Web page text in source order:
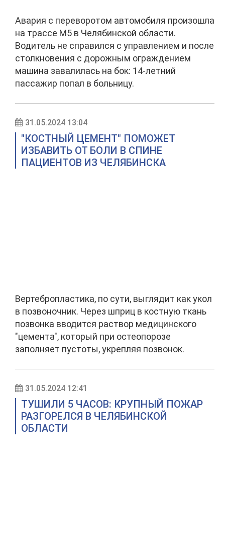
Авария с переворотом автомобиля произошла
на трассе М5 в Челябинской области.
Водитель не справился с управлением и после
столкновения с дорожным ограждением
машина завалилась на бок: 14-летний
пассажир попал в больницу.
31.05.2024 13:04
"КОСТНЫЙ ЦЕМЕНТ" ПОМОЖЕТ
ИЗБАВИТЬ ОТ БОЛИ В СПИНЕ
ПАЦИЕНТОВ ИЗ ЧЕЛЯБИНСКА
Вертебропластика, по сути, выглядит как укол
в позвоночник. Через шприц в костную ткань
позвонка вводится раствор медицинского
"цемента", который при остеопорозе
заполняет пустоты, укрепляя позвонок.
31.05.2024 12:41
ТУШИЛИ 5 ЧАСОВ: КРУПНЫЙ ПОЖАР
РАЗГОРЕЛСЯ В ЧЕЛЯБИНСКОЙ
ОБЛАСТИ